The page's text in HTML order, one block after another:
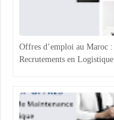
Offres d’emploi au Maroc :
Recrutements en Logistique,